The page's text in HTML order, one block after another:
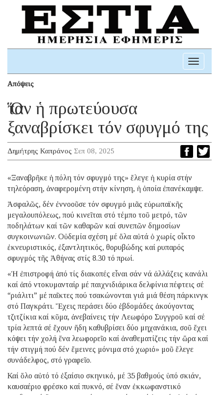
Toggle
Απόψεις
Ὅταν ἡ πρωτεύουσα
ξαναβρίσκει τόν σφυγμό της
Δημήτρης Καπράνος Σεπ 08, 2025
«Ξαναβρῆκε ἡ πόλη τόν σφυγμό της» ἔλεγε ἡ κυρία στήν
τηλεόραση, ἀναφερομένη στήν κίνηση, ἡ ὁποία ἐπανέκαμψε.
Ἀσφαλῶς, δέν ἐννοοῦσε τόν σφυγμό μιᾶς εὐρωπαϊκῆς
μεγαλουπόλεως, πού κινεῖται στό τέμπο τοῦ μετρό, τῶν
ποδηλάτων καί τῶν καθαρῶν καί συνεπῶν δημοσίων
συγκοινωνιῶν. Οὐδεμία σχέση μέ ὅλα αὐτά ὁ χωρίς οἶκτο
ἐκνευριστικός, ἐξαντλητικός, θορυβώδης καί ρυπαρός
σφυγμός τῆς Ἀθήνας στίς 8.30 τό πρωί.
«Ἡ ἐπιστροφή ἀπό τίς διακοπές εἶναι σάν νά ἀλλάζεις κανάλι
καί ἀπό ντοκυμανταίρ μέ παιχνιδιάρικα δελφίνια πέφτεις σέ
“ριάλιτι” μέ παῖκτες πού τσακώνονται γιά μιά θέση πάρκινγκ
στό Παγκράτι. Ἔχεις περάσει δύο ἑβδομάδες ἀκούγοντας
τζιτζίκια καί κῦμα, ἀνεβαίνεις τήν Λεωφόρο Συγγροῦ καί σέ
τρία λεπτά σέ ἔχουν ἤδη καθυβρίσει δύο μηχανάκια, σοῦ ἔχει
κόψει τήν χολή ἕνα λεωφορεῖο καί ἀναθεματίζεις τήν ὥρα καί
τήν στιγμή πού δέν ἔμεινες μόνιμα στό χωριό» μοῦ ἔλεγε
συνάδελφος, στό γραφεῖο.
Καί ὅλο αὐτό τό ἐξαίσιο σκηνικό, μέ 35 βαθμούς ὑπό σκιάν,
καυσαέριο φρέσκο καί πυκνό, σέ ἕναν ἐκκωφανστικό